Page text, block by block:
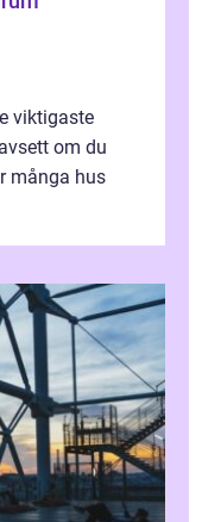
viktigaste
om du
många hus